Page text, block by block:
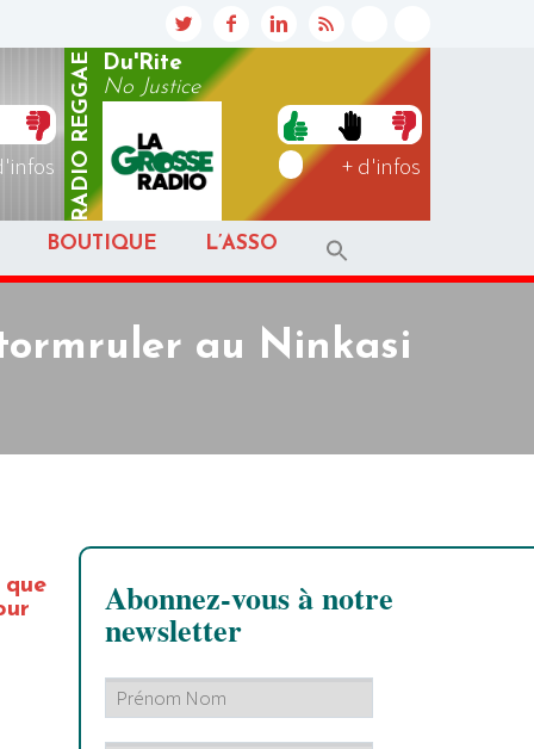
RADIO
REGGAE
Du'Rite
No Justice
+ d'infos
BOUTIQUE L’ASSO
au Ninkasi
Abonnez-vous à notre
newsletter